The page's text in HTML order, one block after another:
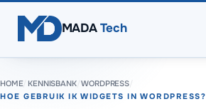
MADA Tech
HOME/ KENNISBANK/WORDPRESS /
HOE GEBRUIK IK WIDGETS IN WORDPRESS?